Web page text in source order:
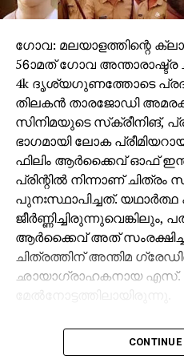
ഫൈസൽ മഹാദിക്,
താക്കൂർ, ഓൺ സെറ്റ്
സൌണ്ട് ഡിസൈൻ-
വൈദ്യ, പ്രൊഡക്ഷൻ
കോസ്റ്റ്യൂം ഡിസൈൻ-
ഡിസൈൻ-രോഹിത്
പ്രൊഡ്യൂസർ-
നൃത്തസംവിധായക-
പോസ്റ്റ് പ്രൊഡക്ഷൻ
പാട്ടീൽ, കൺസെപ്റ്റ്
നിർമ്മാണ ടീം-
കോലാപൂർക്കർ, സിദ്ധാർത്ഥ
സംവിധാന ടീം- മോഹിത്
ഹൃതുജ വാസൈകർ, ആശിഷ്
റെക്കോർഡിംഗ്-വിത്തൽ
സിറസ്, കളറിസ്റ്റ്-ഹാനി
ഡയറക്ടർ-സേജൽ
ഗോവ: മലയാളത്തിന്റെ
56ാമത് ഗോവ അന്താരാഷ്ട്ര
4k ദൃശ്യഗുണത്തോടെ
തിലകന്‍ താരജോഡി
സിനിമയുടെ സ്‌ക്രീനിങ്,
ഭാഗമായി ലോക
ഫിലിം ആര്‍ക്കൈവ് ഓഫ്
പ്രിന്റില്‍ നിന്നാണ്
പുനഃസ്ഥാപിച്ചത്. യഥാര്‍ത്ഥ
ജീര്‍ണ്ണിച്ചിരുന്നുവെങ്കിലും,
ആര്‍ക്കൈവ് അത്
ചിത്രത്തിന് അന്തിമ
ഛായാഗ്രാഹകനായ എസ്.
ചിത്രം വീണ്ടും ബിഗ്
CONTINUE